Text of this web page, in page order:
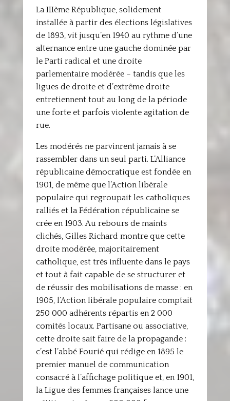
La IIIème République, solidement
installée à partir des élections législatives
de 1893, vit jusqu’en 1940 au rythme d’une
alternance entre une gauche dominée par
le Parti radical et une droite
parlementaire modérée – tandis que les
ligues de droite et d’extrême droite
entretiennent tout au long de la période
une forte et parfois violente agitation de
rue.
Les modérés ne parvinrent jamais à se
rassembler dans un seul parti. L’Alliance
républicaine démocratique est fondée en
1901, de même que l’Action libérale
populaire qui regroupait les catholiques
ralliés et la Fédération républicaine se
crée en 1903. Au rebours de maints
clichés, Gilles Richard montre que cette
droite modérée, majoritairement
catholique, est très influente dans le pays
et tout à fait capable de se structurer et
de réussir des mobilisations de masse : en
1905, l’Action libérale populaire comptait
250 000 adhérents répartis en 2 000
comités locaux. Partisane ou associative,
cette droite sait faire de la propagande :
c’est l’abbé Fourié qui rédige en 1895 le
premier manuel de communication
consacré à l’affichage politique et, en 1901,
la Ligue des femmes françaises lance une